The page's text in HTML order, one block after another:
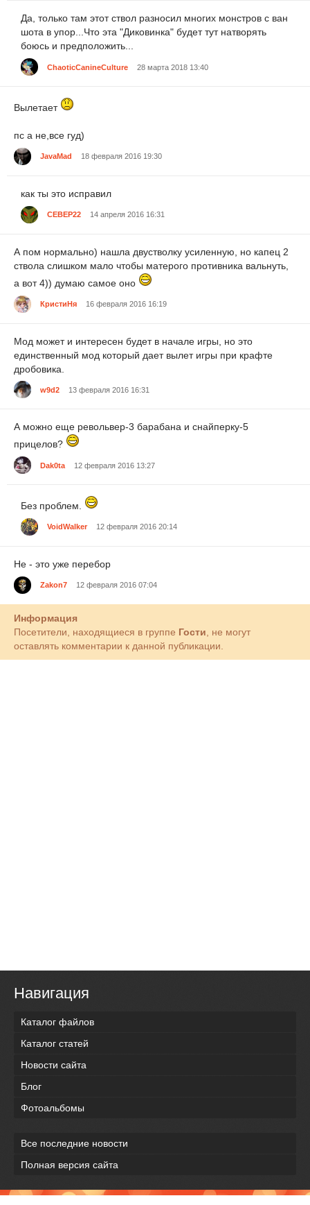
Да, только там этот ствол разносил многих монстров с ван
шота в упор...Что эта "Диковинка" будет тут натворять
боюсь и предположить...
ChaoticCanineCulture 28 марта 2018 13:40
Вылетает
пс а не,все гуд)
JavaMad 18 февраля 2016 19:30
как ты это исправил
CEBEP22 14 апреля 2016 16:31
А пом нормально) нашла двустволку усиленную, но капец 2
ствола слишком мало чтобы матерого противника вальнуть,
а вот 4)) думаю самое оно
КристиНя 16 февраля 2016 16:19
Мод может и интересен будет в начале игры, но это
единственный мод который дает вылет игры при крафте
дробовика.
w9d2 13 февраля 2016 16:31
А можно еще револьвер-3 барабана и снайперку-5
прицелов?
Dak0ta 12 февраля 2016 13:27
Без проблем.
VoidWalker 12 февраля 2016 20:14
Не - это уже перебор
Zakon7 12 февраля 2016 07:04
Информация
Посетители, находящиеся в группе Гости , не могут
оставлять комментарии к данной публикации.
Навигация
Каталог файлов
Каталог статей
Новости сайта
Блог
Фотоальбомы
Все последние новости
Полная версия сайта